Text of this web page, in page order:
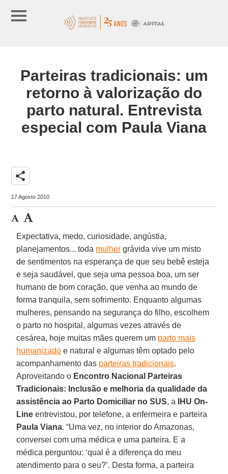
Parteiras tradicionais: um
retorno à valorização do
parto natural. Entrevista
especial com Paula Viana
share
17 Agosto 2010
Expectativa, medo, curiosidade, angústia,
planejamentos... toda mulher grávida vive um misto
de sentimentos na esperança de que seu bebê esteja
e seja saudável, que seja uma pessoa boa, um ser
humano de bom coração, que venha ao mundo de
forma tranquila, sem sofrimento. Enquanto algumas
mulheres, pensando na segurança do filho, escolhem
o parto no hospital, algumas vezes através de
cesárea, hoje muitas mães querem um parto mais
humanizado e natural e algumas têm optado pelo
acompanhamento das parteiras tradicionais.
Aproveitando o Encontro Nacional Parteiras
Tradicionais: Inclusão e melhoria da qualidade da
assistência ao Parto Domiciliar no SUS, a
IHU On-
Line entrevistou, por telefone, a enfermeira e parteira
Paula Viana. “Uma vez, no interior do Amazonas,
conversei com uma médica e uma parteira. E a
médica perguntou: ‘qual é a diferença do meu
atendimento para o seu?’. Desta forma, a parteira